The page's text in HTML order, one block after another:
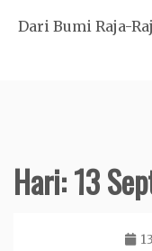
Dari Bumi Raja-
Hari:13